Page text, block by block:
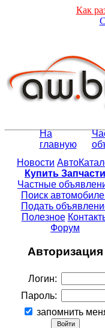
Как
На
главную
Новости
Купить Запчасти
Частные
Поиск
Подать
Полезное
Форум
Авторизация
Логин:
Пароль:
запомнить